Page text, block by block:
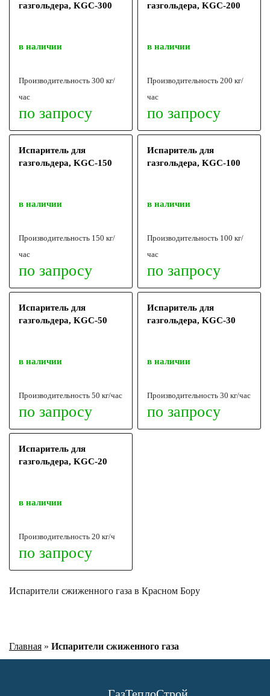
газгольдера, KGС-300
в наличии
Производительность 300 кг/
час
по запросу
газгольдера, KGС-200
в наличии
Производительность 200 кг/
час
по запросу
Испаритель для
газгольдера, KGС-150
в наличии
Производительность 150 кг/
час
по запросу
Испаритель для
газгольдера, KGС-100
в наличии
Производительность 100 кг/
час
по запросу
Испаритель для
газгольдера, KGС-50
в наличии
Производительность 50 кг/час
по запросу
Испаритель для
газгольдера, KGС-30
в наличии
Производительность 30 кг/час
по запросу
Испаритель для
газгольдера, KGC-20
в наличии
Производительность 20 кг/ч
по запросу
Испарители сжиженного газа в Красном Бору
Главная » Испарители сжиженного газа